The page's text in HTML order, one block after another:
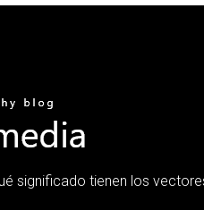
significado tienen los